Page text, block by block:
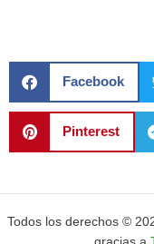
Facebook
Pinterest
Todos los derechos ©